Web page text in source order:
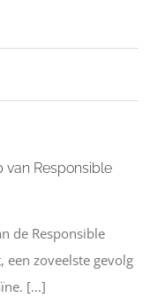
van Responsible
de Responsible
een zoveelste gevolg
[...]